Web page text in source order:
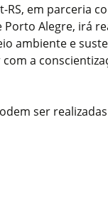
RS, em parceria
Alegre, irá
ambiente e
a
ser